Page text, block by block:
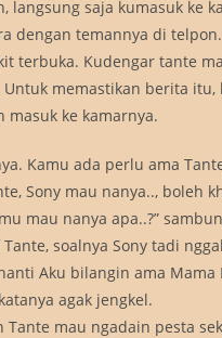
langsung saja kumasuk ke
dengan temannya di
terbuka. Kudengar tante
memastikan berita
ke kamarnya.
Kamu ada perlu ama
Sony mau nanya.., boleh
mau nanya apa..?”
soalnya Sony tadi
Aku bilangin ama
agak jengkel.
Tante mau ngadain pesta